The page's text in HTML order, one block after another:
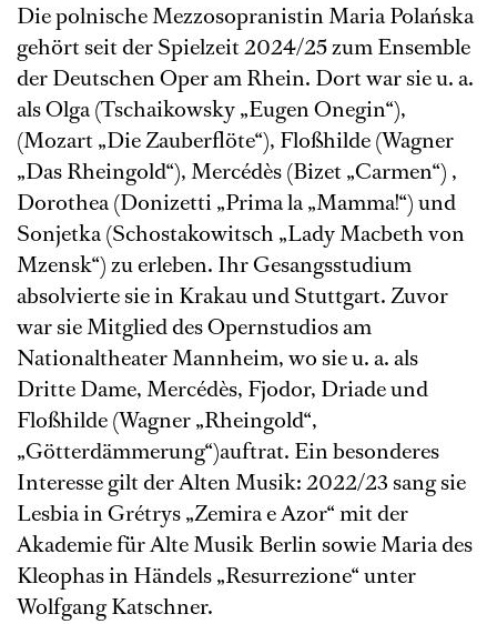
Die polnische Mezzosopranistin Maria Polańska
gehört seit der Spielzeit 2024/25 zum Ensemble
der Deutschen Oper am Rhein. Dort war sie u. a.
als Olga (Tschaikowsky „Eugen Onegin“),
(Mozart „Die Zauberflöte“), Floßhilde (Wagner
„Das Rheingold“), Mercédès (Bizet „Carmen“) ,
Dorothea (Donizetti „Prima la „Mamma!“) und
Sonjetka (Schostakowitsch „Lady Macbeth von
Mzensk“) zu erleben. Ihr Gesangsstudium
absolvierte sie in Krakau und Stuttgart. Zuvor
war sie Mitglied des Opernstudios am
Nationaltheater Mannheim, wo sie u. a. als
Dritte Dame, Mercédès, Fjodor, Driade und
Floßhilde (Wagner „Rheingold“,
„Götterdämmerung“)auftrat. Ein besonderes
Interesse gilt der Alten Musik: 2022/23 sang sie
Lesbia in Grétrys „Zemira e Azor“ mit der
Akademie für Alte Musik Berlin sowie Maria des
Kleophas in Händels „Resurrezione“ unter
Wolfgang Katschner.